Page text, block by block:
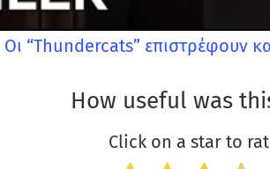
Οι “Thundercats” επιστρέφουν
How useful was
Click on a star to